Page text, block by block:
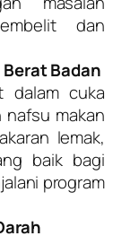
dan
Badan
dalam cuka
makan
lemak,
baik bagi
program